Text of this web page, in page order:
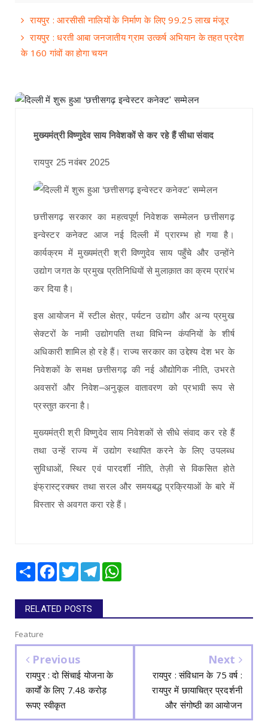
रायपुर : आरसीसी नालियों के निर्माण के लिए 99.25 लाख मंजूर
रायपुर : धरती आबा जनजातीय ग्राम उत्कर्ष अभियान के तहत प्रदेश
के 160 गांवों का होगा चयन
मुख्यमंत्री विष्णुदेव साय निवेशकों से कर रहे हैं सीधा संवाद
रायपुर 25 नवंबर 2025
छत्तीसगढ़ सरकार का महत्वपूर्ण निवेशक सम्मेलन छत्तीसगढ़
इन्वेस्टर कनेक्ट आज नई दिल्ली में प्रारम्भ हो गया है।
कार्यक्रम में मुख्यमंत्री श्री विष्णुदेव साय पहुँचे और उन्होंने
उद्योग जगत के प्रमुख प्रतिनिधियों से मुलाक़ात का क्रम प्रारंभ
कर दिया है।
इस आयोजन में स्टील क्षेत्र, पर्यटन उद्योग और अन्य प्रमुख
सेक्टरों के नामी उद्योगपति तथा विभिन्न कंपनियों के शीर्ष
अधिकारी शामिल हो रहे हैं। राज्य सरकार का उद्देश्य देश भर के
निवेशकों के समक्ष छत्तीसगढ़ की नई औद्योगिक नीति, उभरते
अवसरों और निवेश–अनुकूल वातावरण को प्रभावी रूप से
प्रस्तुत करना है।
मुख्यमंत्री श्री विष्णुदेव साय निवेशकों से सीधे संवाद कर रहे हैं
तथा उन्हें राज्य में उद्योग स्थापित करने के लिए उपलब्ध
सुविधाओं, स्थिर एवं पारदर्शी नीति, तेज़ी से विकसित होते
इंफ्रास्ट्रक्चर तथा सरल और समयबद्ध प्रक्रियाओं के बारे में
विस्तार से अवगत करा रहे हैं।
Share Facebook
TwitterTelegram
RELATED POSTS
Feature
Previous
रायपुर : दो सिंचाई योजना के
कार्यों के लिए 7.48 करोड़
रूपए स्वीकृत
Next
रायपुर : संविधान के 75 वर्ष :
रायपुर में छायाचित्र प्रदर्शनी
और संगोष्ठी का आयोजन